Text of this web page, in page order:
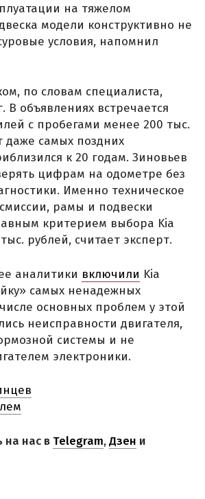
на тяжелом
модели конструктивно не
условия, напомнил
по словам специалиста,
В объявлениях встречается
с пробегами менее 200 тыс.
даже самых поздних
к 20 годам. Зиновьев
цифрам на одометре без
Именно техническое
рамы и подвески
критерием выбора Kia
рублей, считает эксперт.
аналитики включили Kia
самых ненадежных
основных проблем у этой
неисправности двигателя,
системы и не
электроники.
на нас в Telegram,Дзен и